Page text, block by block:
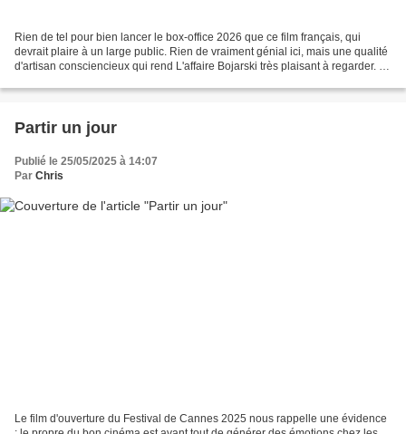
Rien de tel pour bien lancer le box-office 2026 que ce film français, qui
devrait plaire à un large public. Rien de vraiment génial ici, mais une qualité
d'artisan consciencieux qui rend L'affaire Bojarski très plaisant à regarder. Le
Partir un jour
Publié le 25/05/2025 à 14:07
Par Chris
Le film d'ouverture du Festival de Cannes 2025 nous rappelle une évidence